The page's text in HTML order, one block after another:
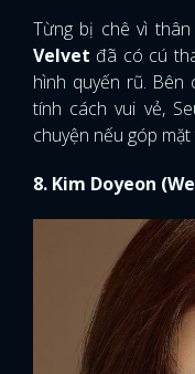
Từng bị chê vì
Velvet đã có cú
hình quyến rũ. Bên
tính cách vui vẻ,
chuyện nếu góp
8. Kim Doyeon